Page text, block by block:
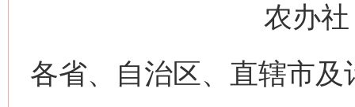
农办
各省、自治区、直辖市